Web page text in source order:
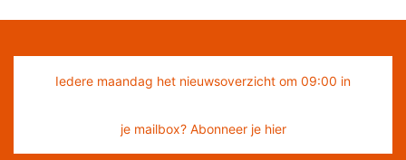
Iedere maandag het nieuwsoverzicht om 09:00 in
je mailbox? Abonneer je hier